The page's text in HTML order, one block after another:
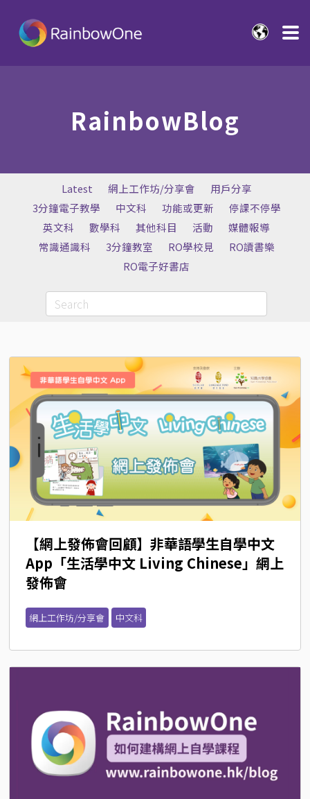
RainbowBlog
Latest 網上工作坊/分享會
用戶分享
3分鐘電子教學
中文科 功能或更新
停課不停學
英文科
數學科 其他科目 活動
媒體報導
常識通識科
3分鐘教室 RO學校見
RO讀書樂
RO電子好書店
【網上發佈會回顧】非華語學生自學中文
App「生活學中文 Living Chinese」網上
發佈會
網上工作坊/分享會 中文科